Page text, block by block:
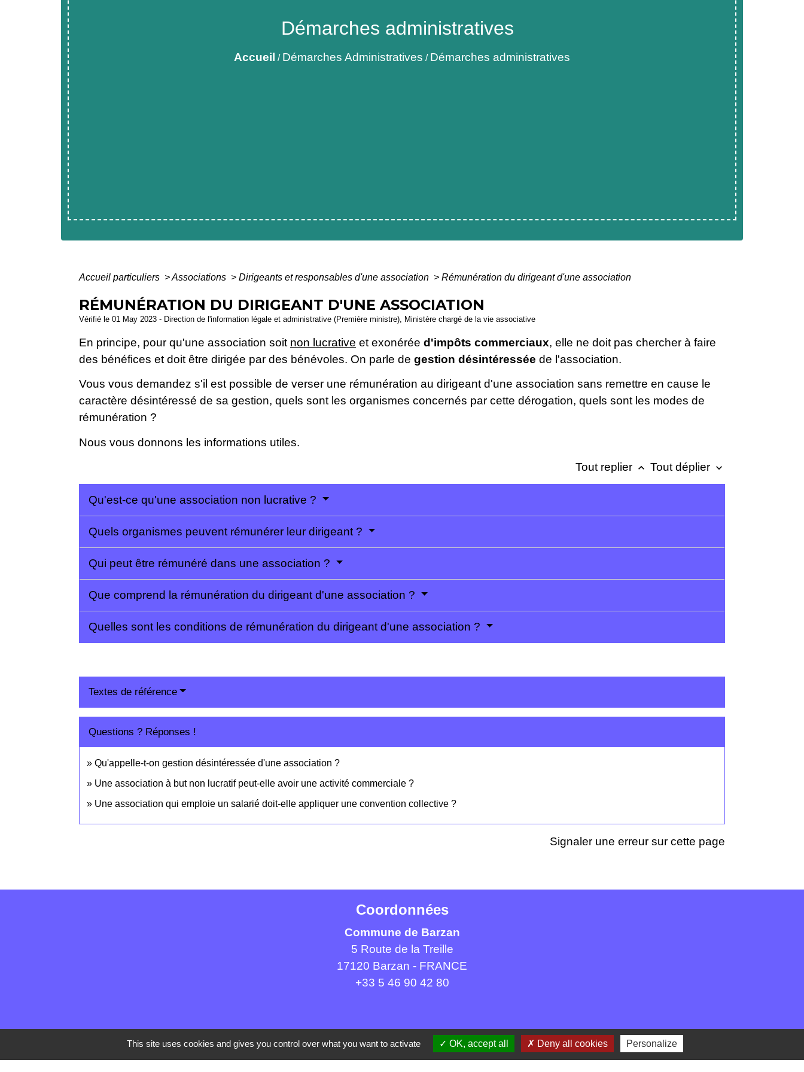
Démarches administratives
Accueil / Démarches Administratives / Démarches administratives
Accueil particuliers >Associations > Dirigeants et responsables d'une association > Rémunération du dirigeant d'une association
RÉMUNÉRATION DU DIRIGEANT D'UNE ASSOCIATION
Vérifié le 01 May 2023 - Direction de l'information légale et administrative (Première ministre), Ministère chargé de la vie associative
En principe, pour qu'une association soit non lucrative et exonérée d'impôts commerciaux, elle ne doit pas chercher à faire
des bénéfices et doit être dirigée par des bénévoles. On parle de gestion désintéressée de l'association.
Vous vous demandez s'il est possible de verser une rémunération au dirigeant d'une association sans remettre en cause le
caractère désintéressé de sa gestion, quels sont les organismes concernés par cette dérogation, quels sont les modes de
rémunération ?
Nous vous donnons les informations utiles.
Tout replier keyboard_arrow_up Tout déplier keyboard_arrow_down
Qu'est-ce qu'une association non lucrative ?
Quels organismes peuvent rémunérer leur dirigeant ?
Qui peut être rémunéré dans une association ?
Que comprend la rémunération du dirigeant d'une association ?
Quelles sont les conditions de rémunération du dirigeant d'une association ?
Textes de référence
Questions ? Réponses !
Qu'appelle-t-on gestion désintéressée d'une association ?
Une association à but non lucratif peut-elle avoir une activité commerciale ?
Une association qui emploie un salarié doit-elle appliquer une convention collective ?
Signaler une erreur sur cette page
Coordonnées
Commune de Barzan
5 Route de la Treille
17120 Barzan - FRANCE
+33 5 46 90 42 80
This site uses cookies and gives you control over what you want to activate OK, accept all Deny all cookies Personalize